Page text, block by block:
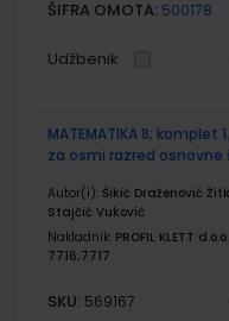
ŠIFRA OMOTA: 500178
Udžbenik
MATEMATIKA 8;
za osmi razred osnovne
Autor(i): Šikić Draženović
Stajčić Vuković
Nakladnik: PROFIL KLETT d.o.o.
7716;7717
SKU: 569167